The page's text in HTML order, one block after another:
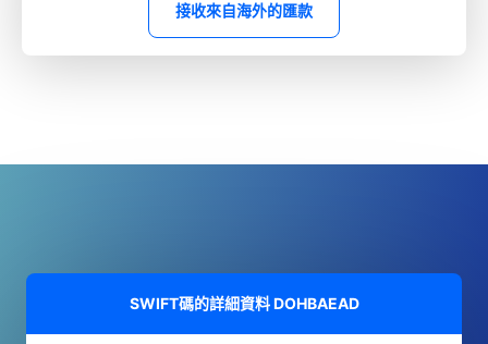
接收來自海外的匯款
SWIFT碼的詳細資料DOHBAEAD